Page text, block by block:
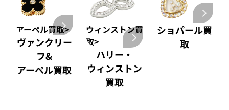
アーペル買取>
ヴァンクリー
フ&
アーペル買取
ウィンストン買
取>
ハリー・
ウィンストン
買取
ショパール買
取